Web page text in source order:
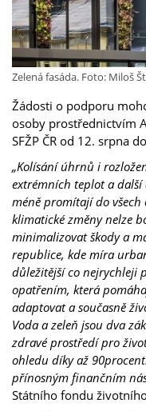
Zelená fasáda. Foto: Miloš
Žádosti o podporu
osoby prostřednictvím
SFŽP ČR od 12. srpna
„Kolísání úhrnů i
extrémních teplot a další
méně promítají do všech
klimatické změny nelze
minimalizovat škody a
republice, kde míra
důležitější co nejrychleji
opatřením, která
adaptovat a současně
Voda a zeleň jsou dva
zdravé prostředí pro
ohledu díky až
přínosným finančním
Státního fondu